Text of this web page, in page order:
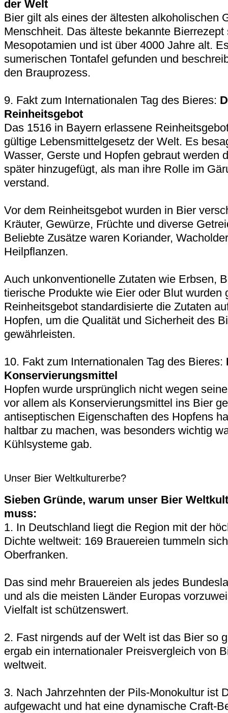
der Welt
Bier gilt als eines der ältesten alkoholischen
Menschheit. Das älteste bekannte Bierrezept
Mesopotamien und ist über 4000 Jahre alt.
sumerischen Tontafel gefunden und
den Brauprozess.
9. Fakt zum Internationalen Tag des Bieres:
Reinheitsgebot
Das 1516 in Bayern erlassene
gültige Lebensmittelgesetz der Welt. Es
Wasser, Gerste und Hopfen gebraut werden
später hinzugefügt, als man ihre Rolle im
verstand.
Vor dem Reinheitsgebot wurden in Bier
Kräuter, Gewürze, Früchte und diverse
Beliebte Zusätze waren Koriander,
Heilpflanzen.
Auch unkonventionelle Zutaten wie Erbsen,
tierische Produkte wie Eier oder Blut wurden
Reinheitsgebot standardisierte die Zutaten
Hopfen, um die Qualität und Sicherheit des
gewährleisten.
10. Fakt zum Internationalen Tag des Bieres:
Konservierungsmittel
Hopfen wurde ursprünglich nicht wegen
vor allem als Konservierungsmittel ins Bier
antiseptischen Eigenschaften des Hopfens
haltbar zu machen, was besonders wichtig
Kühlsysteme gab.
Unser Bier Weltkulturerbe?
Sieben Gründe, warum unser Bier
muss:
1. In Deutschland liegt die Region mit der
Dichte weltweit: 169 Brauereien tummeln
Oberfranken.
Das sind mehr Brauereien als jedes
und als die meisten Länder Europas
Vielfalt ist schützenswert.
2. Fast nirgends auf der Welt ist das Bier so
ergab ein internationaler Preisvergleich von
weltweit.
3. Nach Jahrzehnten der Pils-Monokultur ist
aufgewacht und hat eine dynamische Craft-